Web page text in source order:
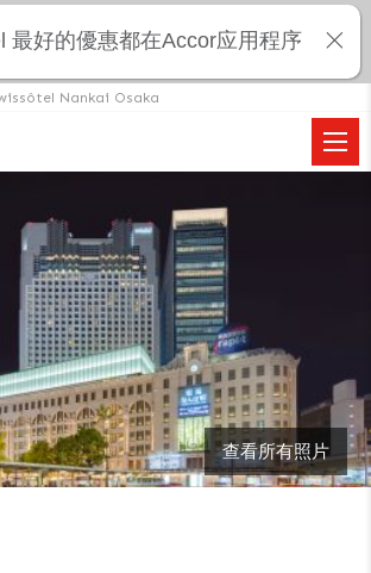
查看所有照片
Nankai Osaka
最好的優惠都在Accor应用程序